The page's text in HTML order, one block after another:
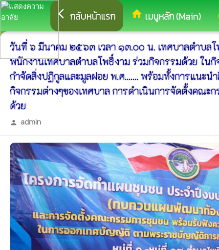
arrow_back_ios กลับหน้าแรก home เมนูหลัก (Main)
วันที่ ๖ มีนาคม ๒๕๖๓ เวลา ๑๓.๐๐ น. เทศบาลตำบล
พนักงานเทศบาลตำบลโพธิ์งาม ร่วมกิจกรรมด้วย ใน
กำจัดสิ่งปฏิกูลและมูลฝอย พ.ศ....... พร้อมทั้งการแนะ
กิจกรรมต่างๆของเทศบาล การดำเนินการจัดตั้งคณ
ด้วย
person admin